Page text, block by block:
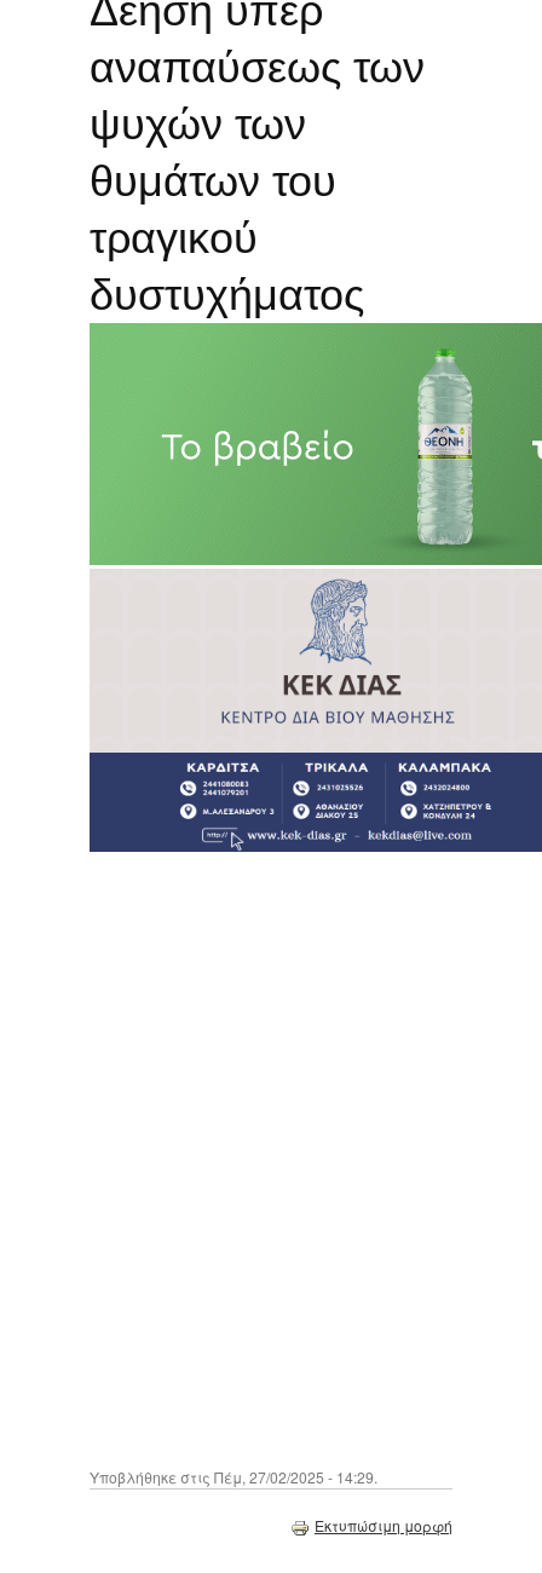
Δέηση υπέρ
αναπαύσεως των
ψυχών των
θυμάτων του
τραγικού
δυστυχήματος
Υποβλήθηκε στις Πέμ, 27/02/2025 - 14:29.
Εκτυπώσιμη μορφή